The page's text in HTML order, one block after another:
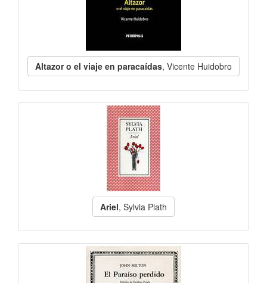
Altazor o el viaje en paracaídas, Vicente Huidobro
Ariel, Sylvia Plath